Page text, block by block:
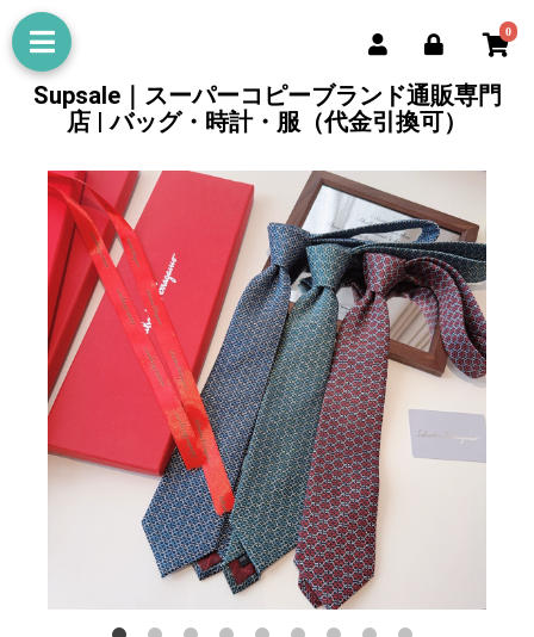
0
Supsale｜スーパーコピーブランド通販専門
店 | バッグ・時計・服（代金引換可）